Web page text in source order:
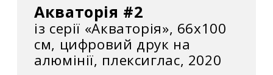
Акваторія #2
із серії «Акваторія», 66х100
см, цифровий друк на
алюмінії, плексиглас, 2020